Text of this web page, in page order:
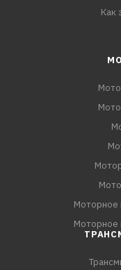
Как
Моторное
Моторное